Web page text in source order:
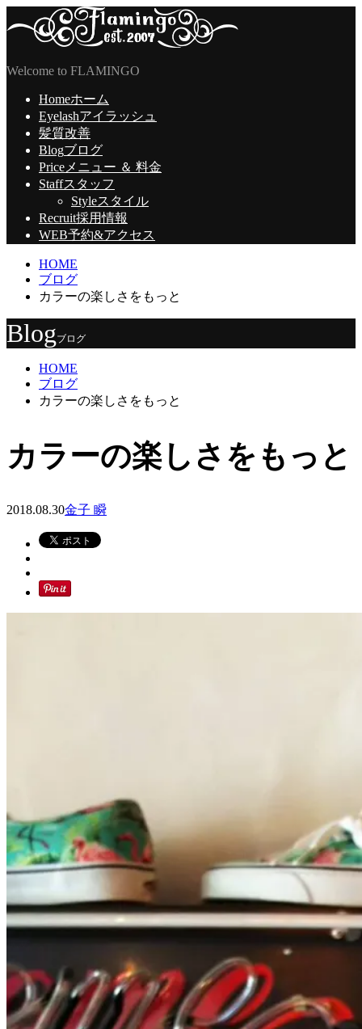
Welcome to FLAMINGO
Homeホーム
Eyelashアイラッシュ
髪質改善
Blogブログ
Price メニュー ＆ 料金
Staffスタッフ
Styleスタイル
Recruit採用情報
WEB予約&アクセス
HOME
ブログ
カラーの楽しさをもっと
Blogブログ
HOME
ブログ
カラーの楽しさをもっと
カラーの楽しさをもっと
2018.08.30金子 瞬